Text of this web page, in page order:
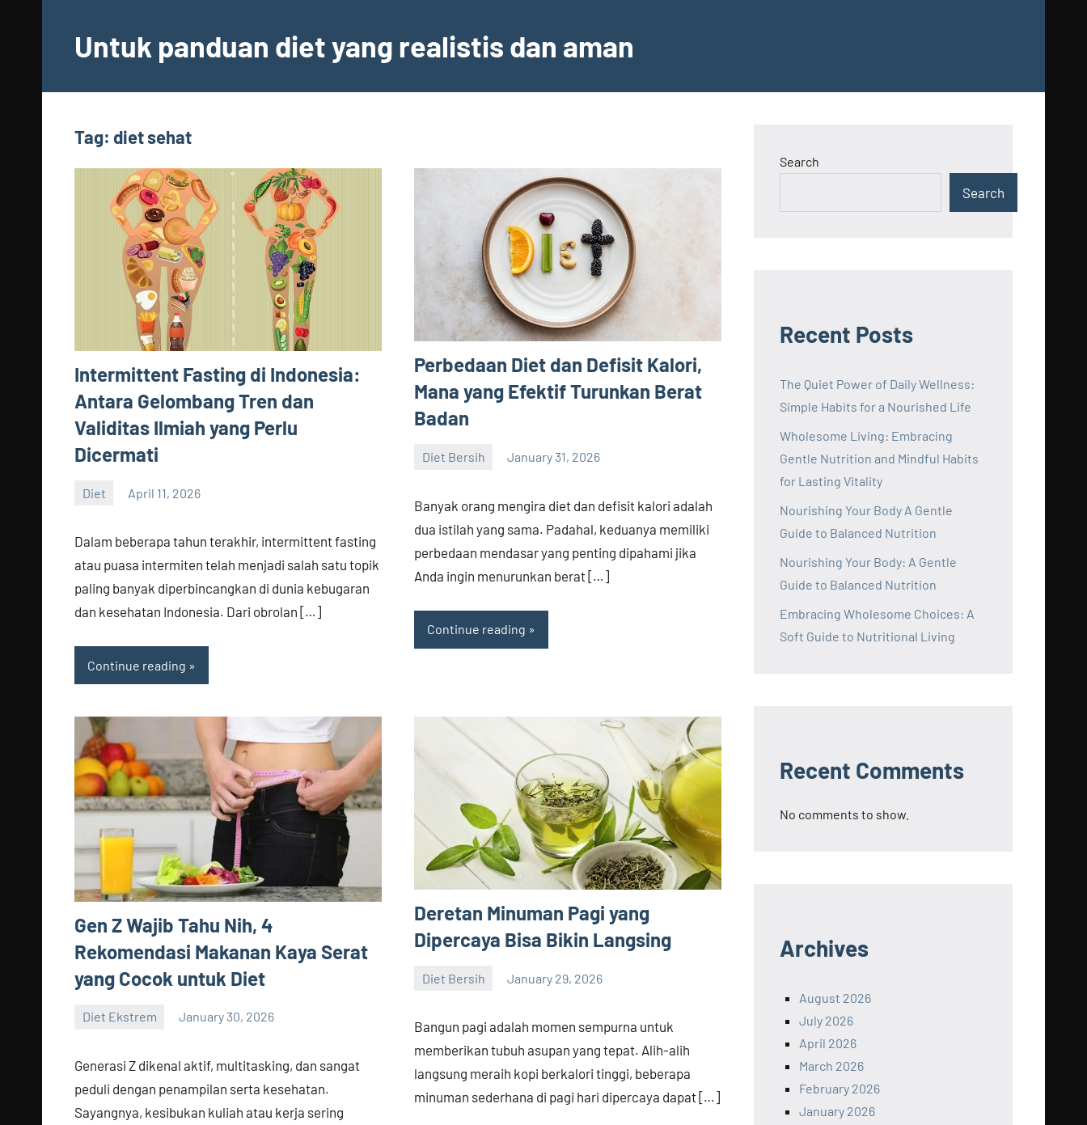
contentUntuk panduan diet yang realistis dan aman
Tag: diet sehat
Intermittent Fasting di Indonesia:
Antara Gelombang Tren dan
Validitas Ilmiah yang Perlu
Dicermati
Diet April 11, 2026
Dalam beberapa tahun terakhir, intermittent fasting
atau puasa intermiten telah menjadi salah satu topik
paling banyak diperbincangkan di dunia kebugaran
dan kesehatan Indonesia. Dari obrolan […]
Continue reading
Perbedaan Diet dan Defisit Kalori,
Mana yang Efektif Turunkan Berat
Badan
Diet Bersih January 31, 2026
Banyak orang mengira diet dan defisit kalori adalah
dua istilah yang sama. Padahal, keduanya memiliki
perbedaan mendasar yang penting dipahami jika
Anda ingin menurunkan berat […]
Continue reading
Gen Z Wajib Tahu Nih, 4
Rekomendasi Makanan Kaya Serat
yang Cocok untuk Diet
Diet Ekstrem January 30, 2026
Generasi Z dikenal aktif, multitasking, dan sangat
peduli dengan penampilan serta kesehatan.
Sayangnya, kesibukan kuliah atau kerja sering
Deretan Minuman Pagi yang
Dipercaya Bisa Bikin Langsing
Diet Bersih January 29, 2026
Bangun pagi adalah momen sempurna untuk
memberikan tubuh asupan yang tepat. Alih-alih
langsung meraih kopi berkalori tinggi, beberapa
minuman sederhana di pagi hari dipercaya dapat […]
Search
Search
Recent Posts
The Quiet Power of Daily Wellness:
Simple Habits for a Nourished Life
Wholesome Living: Embracing
Gentle Nutrition and Mindful Habits
for Lasting Vitality
Nourishing Your Body A Gentle
Guide to Balanced Nutrition
Nourishing Your Body: A Gentle
Guide to Balanced Nutrition
Embracing Wholesome Choices: A
Soft Guide to Nutritional Living
Recent Comments
No comments to show.
Archives
August 2026
July 2026
April 2026
March 2026
February 2026
January 2026